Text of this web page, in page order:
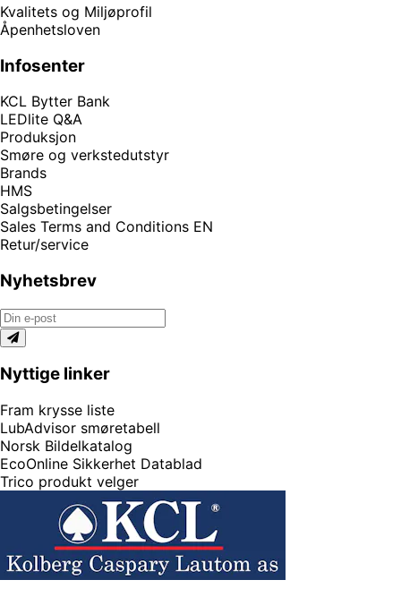
Kvalitets og Miljøprofil
Åpenhetsloven
Infosenter
KCL Bytter Bank
LEDlite Q&A
Produksjon
Smøre og verkstedutstyr
Brands
HMS
Salgsbetingelser
Sales Terms and Conditions EN
Retur/service
Nyhetsbrev
Nyttige linker
Fram krysse liste
LubAdvisor smøretabell
Norsk Bildelkatalog
EcoOnline Sikkerhet Datablad
Trico produkt velger